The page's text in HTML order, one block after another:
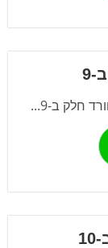
9
חלק ב-9...